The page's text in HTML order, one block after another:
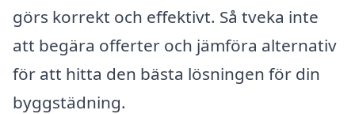
görs korrekt och effektivt. Så tveka inte
att begära offerter och jämföra alternativ
för att hitta den bästa lösningen för din
byggstädning.